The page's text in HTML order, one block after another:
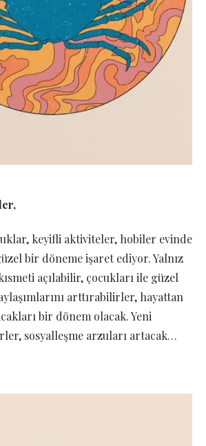
keyifli aktiviteler, hobiler evinde
bir döneme işaret ediyor. Yalnız
açılabilir, çocukları ile güzel
arttırabilirler, hayattan
bir dönem olacak. Yeni
sosyalleşme arzuları artacak…